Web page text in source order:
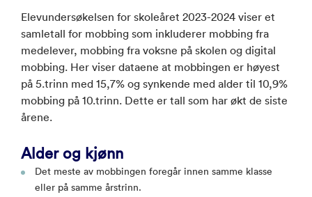
Elevundersøkelsen for skoleåret 2023-2024 viser et
samletall for mobbing som inkluderer mobbing fra
medelever, mobbing fra voksne på skolen og digital
mobbing. Her viser dataene at mobbingen er høyest
på 5.trinn med 15,7% og synkende med alder til 10,9%
mobbing på 10.trinn. Dette er tall som har økt de siste
årene.
Alder og kjønn
Det meste av mobbingen foregår innen samme klasse
eller på samme årstrinn.